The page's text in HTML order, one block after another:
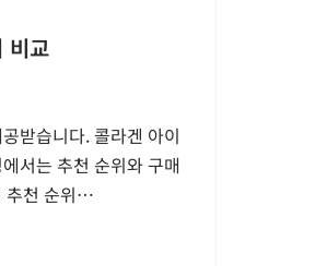
비교
받습니다. 콜라겐 아이
서는 추천 순위와 구매
추천 순위…